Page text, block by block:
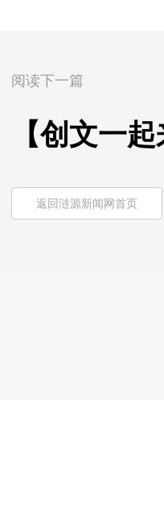
阅读下一篇
【创文一
返回涟源新闻网首页